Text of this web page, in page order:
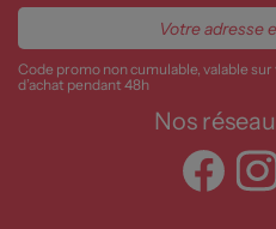
Code promo non cumulable, valable
d’achat pendant 48h
Nos